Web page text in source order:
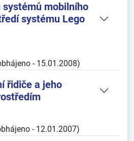
systémů mobilního
systému Lego
- 15.01.2008)
řidiče a jeho
- 12.01.2007)